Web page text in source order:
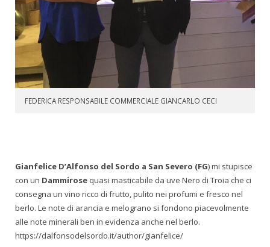
FEDERICA RESPONSABILE COMMERCIALE GIANCARLO CECI
Gianfelice D’Alfonso del Sordo a San Severo (FG) mi stupisce
con un Dammirose quasi masticabile da uve Nero di Troia che ci
consegna un vino ricco di frutto, pulito nei profumi e fresco nel
berlo. Le note di arancia e melograno si fondono piacevolmente
alle note minerali ben in evidenza anche nel berlo.
https://dalfonsodelsordo.it/author/gianfelice/